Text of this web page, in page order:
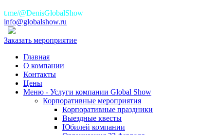
t.me/@DenisGlobalShow
info@globalshow.ru
Заказать мероприятие
Главная
О компании
Контакты
Цены
Меню - Услуги компании Global Show
Корпоративные мероприятия
Корпоративные праздники
Выездные квесты
Юбилей компании